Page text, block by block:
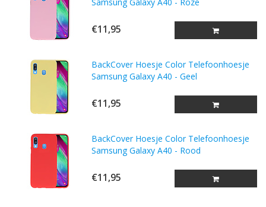
€11,95
BackCover Hoesje Color Telefoonhoesje
Samsung Galaxy A40 - Geel
€11,95
BackCover Hoesje Color Telefoonhoesje
Samsung Galaxy A40 - Rood
€11,95